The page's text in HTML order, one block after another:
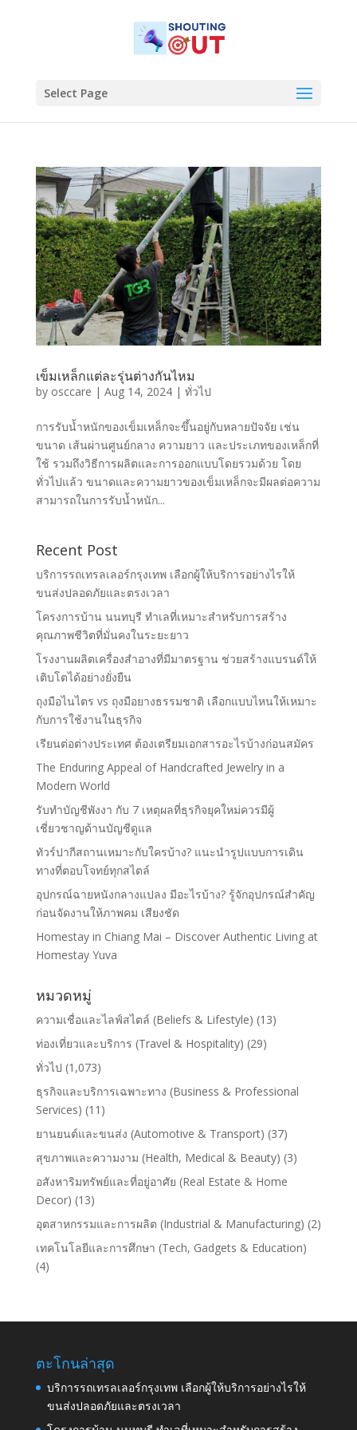
Select Page
เข็มเหล็กแต่ละรุ่นต่างกันไหม
by osccare | Aug 14, 2024| ทั่วไป
การรับน้ำหนักของเข็มเหล็กจะขึ้นอยู่กับหลายปัจจัย เช่น
ขนาด เส้นผ่านศูนย์กลาง ความยาว และประเภทของเหล็กที่
ใช้ รวมถึงวิธีการผลิตและการออกแบบโดยรวมด้วย โดย
ทั่วไปแล้ว ขนาดและความยาวของเข็มเหล็กจะมีผลต่อความ
สามารถในการรับน้ำหนัก...
Recent Post
บริการรถเทรลเลอร์กรุงเทพ เลือกผู้ให้บริการอย่างไรให้
ขนส่งปลอดภัยและตรงเวลา
โครงการบ้าน นนทบุรี ทำเลที่เหมาะสำหรับการสร้าง
คุณภาพชีวิตที่มั่นคงในระยะยาว
โรงงานผลิตเครื่องสำอางที่มีมาตรฐาน ช่วยสร้างแบรนด์ให้
เติบโตได้อย่างยั่งยืน
ถุงมือไนไตร vs ถุงมือยางธรรมชาติ เลือกแบบไหนให้เหมาะ
กับการใช้งานในธุรกิจ
เรียนต่อต่างประเทศ ต้องเตรียมเอกสารอะไรบ้างก่อนสมัคร
The Enduring Appeal of Handcrafted Jewelry in a
Modern World
รับทำบัญชีพังงา กับ 7 เหตุผลที่ธุรกิจยุคใหม่ควรมีผู้
เชี่ยวชาญด้านบัญชีดูแล
ทัวร์ปากีสถานเหมาะกับใครบ้าง? แนะนำรูปแบบการเดิน
ทางที่ตอบโจทย์ทุกสไตล์
อุปกรณ์ฉายหนังกลางแปลง มีอะไรบ้าง? รู้จักอุปกรณ์สำคัญ
ก่อนจัดงานให้ภาพคม เสียงชัด
Homestay in Chiang Mai – Discover Authentic Living at
Homestay Yuva
หมวดหมู่
ความเชื่อและไลฟ์สไตล์ (Beliefs & Lifestyle) (13)
ท่องเที่ยวและบริการ (Travel & Hospitality) (29)
ทั่วไป (1,073)
ธุรกิจและบริการเฉพาะทาง (Business & Professional
Services) (11)
ยานยนต์และขนส่ง (Automotive & Transport) (37)
สุขภาพและความงาม (Health, Medical & Beauty) (3)
อสังหาริมทรัพย์และที่อยู่อาศัย (Real Estate & Home
Decor) (13)
อุตสาหกรรมและการผลิต (Industrial & Manufacturing) (2)
เทคโนโลยีและการศึกษา (Tech, Gadgets & Education)
(4)
ตะโกนล่าสุด
บริการรถเทรลเลอร์กรุงเทพ เลือกผู้ให้บริการอย่างไรให้
ขนส่งปลอดภัยและตรงเวลา